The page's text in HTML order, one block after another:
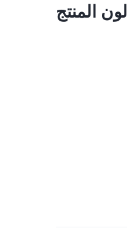
لون المنتج